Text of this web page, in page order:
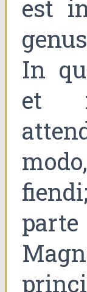
est
In
et